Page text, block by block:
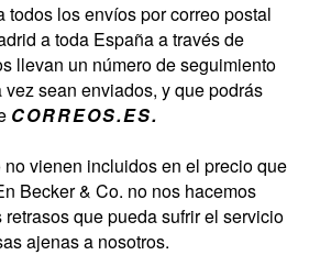
todos los envíos por correo postal
a toda España a través de
llevan un número de seguimiento
sean enviados, y que podrás
CORREOS.ES.
vienen incluidos en el precio que
Becker & Co. no nos hacemos
que pueda sufrir el servicio
ajenas a nosotros.